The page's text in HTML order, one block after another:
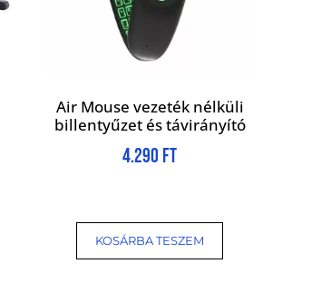
Air Mouse vezeték nélküli
billentyűzet és távirányító
4.290 Ft
KOSÁRBA TESZEM